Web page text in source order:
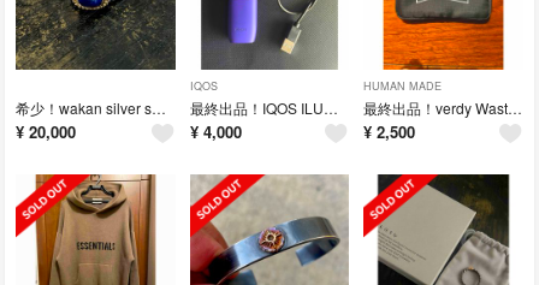
希少！wakan silver smith ラピスラズリ K10 ブリックリング
¥ 20,000
IQOS
最終出品！IQOS ILUMA ONE イルマ ワン 限定カラー ネオンパープル
¥ 4,000
HUMAN MADE
最終出品！verdy Wasted Youth オリーブ色 コインケース
¥ 2,500